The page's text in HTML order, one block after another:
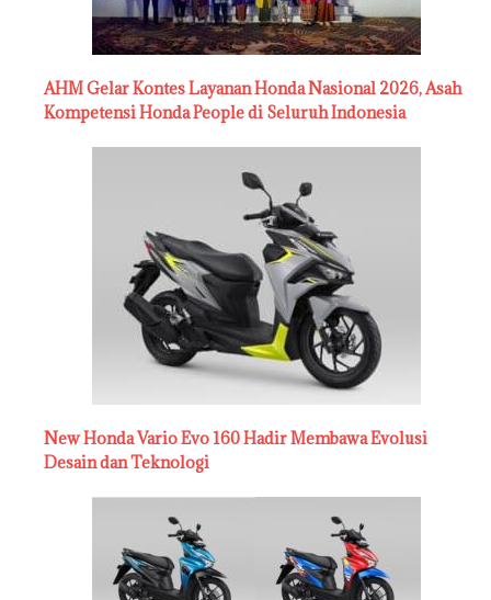
AHM Gelar Kontes Layanan Honda Nasional 2026, Asah
Kompetensi Honda People di Seluruh Indonesia
New Honda Vario Evo 160 Hadir Membawa Evolusi
Desain dan Teknologi